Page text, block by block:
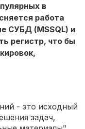
в
работа
СУБД (MSSQL) и
регистр, что бы
- это исходный
задач,